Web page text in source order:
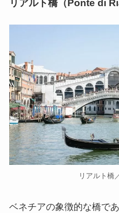
リアルト橋（Ponte di
リアルト橋
ベネチアの象徴的な橋で